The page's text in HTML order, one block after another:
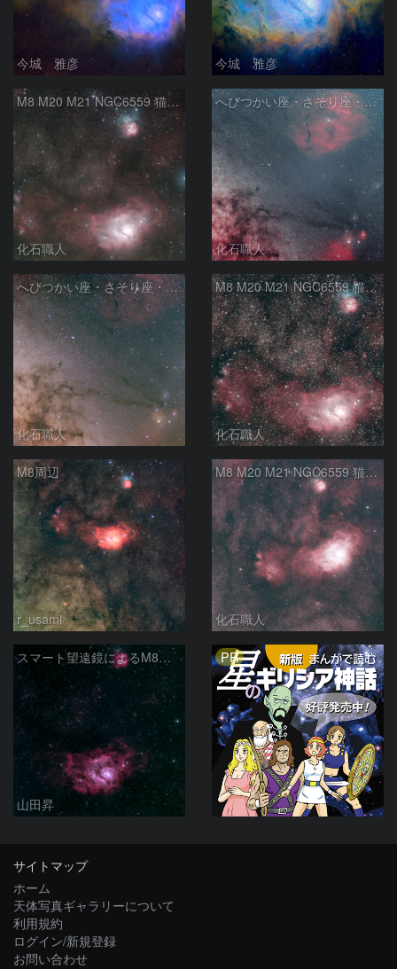
今城 雅彦 今城 雅彦
M8 M20 M21 NGC6559 猫の手星雲 いて座
化石職人
へびつかい座・さそり座・いて座と天の川
化石職人
へびつかい座・さそり座・いて座と天の川
化石職人
M8 M20 M21 NGC6559 猫の手星雲 いて座
化石職人
M8周辺
r_usami
M8 M20 M21 NGC6559 猫の手星雲 いて座
化石職人
スマート望遠鏡によるM8とM20
山田昇
PR
サイトマップ
ホーム
天体写真ギャラリーについて
利用規約
ログイン/新規登録
お問い合わせ